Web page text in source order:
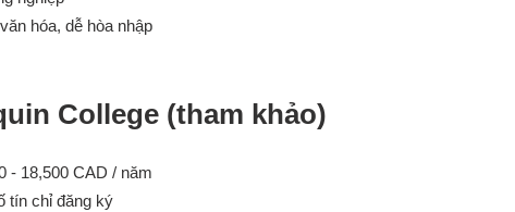
hóa, dễ hòa nhập
College (tham khảo)
- 18,500 CAD / năm
tín chỉ đăng ký